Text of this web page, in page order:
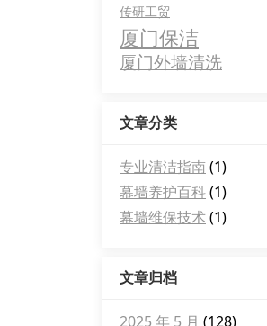
传研工贸
厦门保洁
厦门外墙清洗
文章分类
专业清洁指南(1)
幕墙养护百科(1)
幕墙维保技术(1)
文章归档
2025 年 5 月 (128)